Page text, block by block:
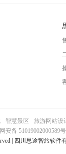
智慧景区
旅游网站设
安备 51019002000589号
| 四川思途智旅软件